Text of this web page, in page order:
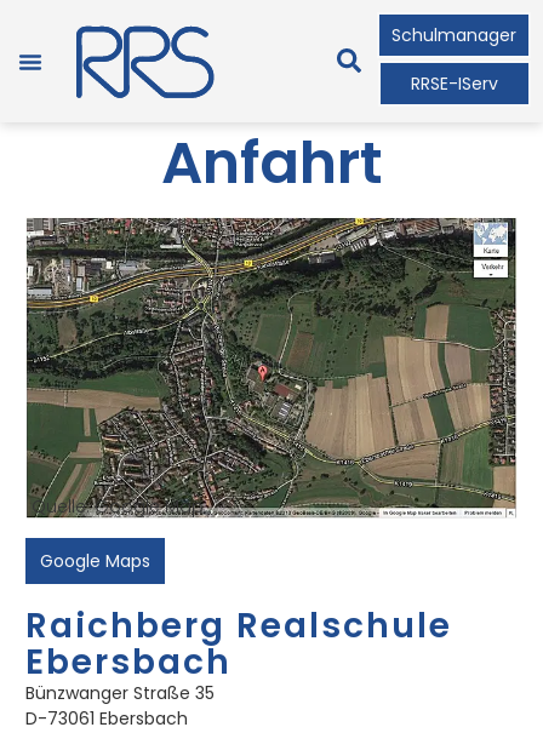
Schulmanager
RRSE-IServ
Anfahrt
Quelle: Google Map
Google Maps
Raichberg Realschule
Ebersbach
Bünzwanger Straße 35
D-73061 Ebersbach